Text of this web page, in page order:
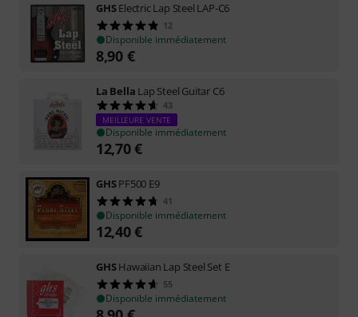
GHSElectric Lap Steel LAP-C6
12
Disponible immédiatement
8,90 €
La Bella Lap Steel Guitar C6
43
MEILLEURE VENTE
Disponible immédiatement
12,70€
GHSPF500 E9
41
Disponible immédiatement
12,40€
GHSHawaiian Lap Steel Set E
55
Disponible immédiatement